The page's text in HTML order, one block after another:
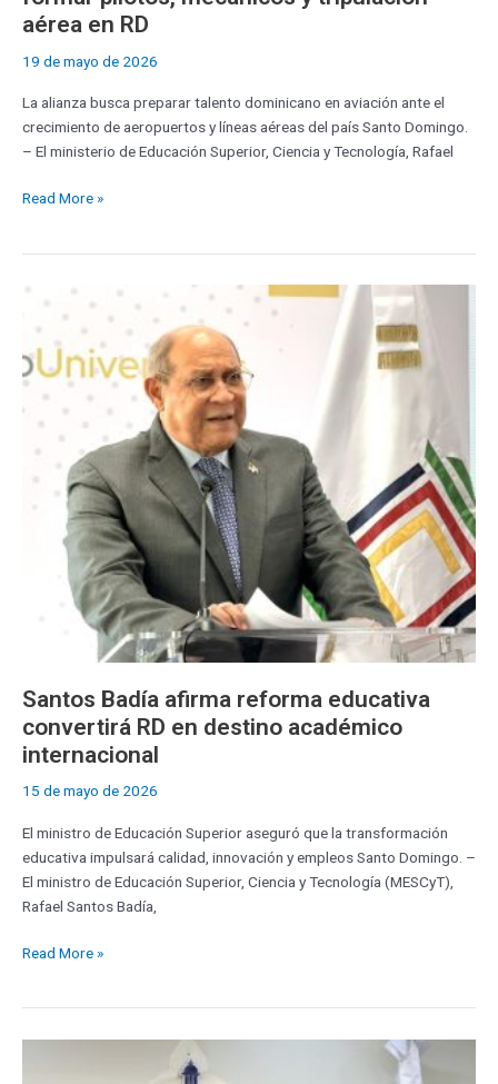
aérea en RD
19 de mayo de 2026
La alianza busca preparar talento dominicano en aviación ante el
crecimiento de aeropuertos y líneas aéreas del país Santo Domingo.
– El ministerio de Educación Superior, Ciencia y Tecnología, Rafael
Read More »
Santos Badía afirma reforma educativa
convertirá RD en destino académico
internacional
15 de mayo de 2026
El ministro de Educación Superior aseguró que la transformación
educativa impulsará calidad, innovación y empleos Santo Domingo. –
El ministro de Educación Superior, Ciencia y Tecnología (MESCyT),
Rafael Santos Badía,
afirma
reforma
educativa
convertirá
destino
académico
internacional
Read More »